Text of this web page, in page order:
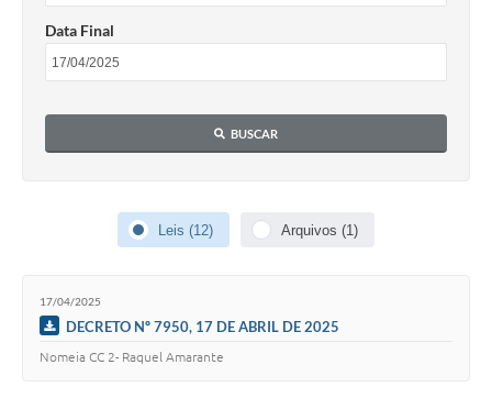
Coronavírus
Alvará
Modelos de Requerimentos
Passe Livre Estudantil
Ouvidoria
Data Final
BUSCAR
Leis (12) Arquivos (1)
17/04/2025
DECRETO Nº 7950, 17 DE ABRIL DE 2025
Nomeia CC 2- Raquel Amarante